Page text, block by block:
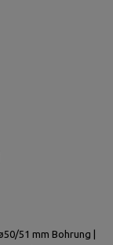
51 mm Bohrung |